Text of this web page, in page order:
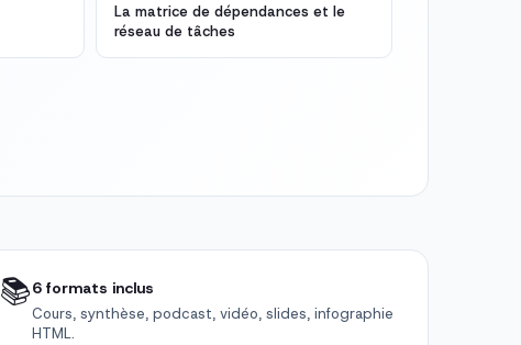
La matrice de dépendances et le
réseau de tâches
📚6 formats inclus
Cours, synthèse, podcast, vidéo, slides, infographie
HTML.